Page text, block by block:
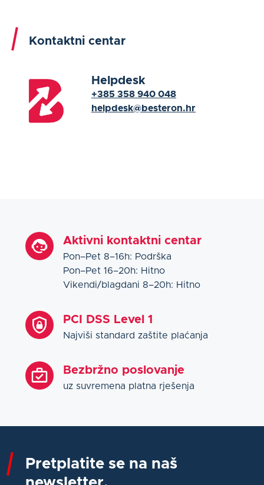
Kontaktni centar
Helpdesk
+385 358 940 048
helpdesk@besteron.hr
Aktivni kontaktni centar
Pon–Pet 8–16h: Podrška
Pon–Pet 16–20h: Hitno
Vikendi/blagdani 8–20h: Hitno
PCI DSS Level 1
Najviši standard zaštite plaćanja
Bezbržno poslovanje
uz suvremena platna rješenja
Pretplatite se na naš